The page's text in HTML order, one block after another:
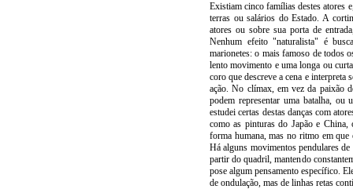
Existiam cinco famílias destes atores
terras ou salários do Estado. A
atores ou sobre sua porta de
Nenhum efeito "naturalista" é
marionetes: o mais famoso de todos
lento movimento e uma longa ou
coro que descreve a cena e interpreta
ação. No clímax, em vez da paixão
podem representar uma batalha,
estudei certas destas danças com
como as pinturas do Japão e China,
forma humana, mas no ritmo em
Há alguns movimentos pendulares
partir do quadril, mantendo
pose algum pensamento específico.
de ondulação, mas de linhas retas